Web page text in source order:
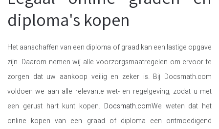
diploma's kopen
Het aanschaffen van een diploma of graad kan een lastige opgave
zijn. Daarom nemen wij alle voorzorgsmaatregelen om ervoor te
zorgen dat uw aankoop veilig en zeker is. Bij Docsmath.com
voldoen we aan alle relevante wet- en regelgeving, zodat u met
een gerust hart kunt kopen. Docsmath.comWe weten dat het
online kopen van een graad of diploma een ontmoedigend